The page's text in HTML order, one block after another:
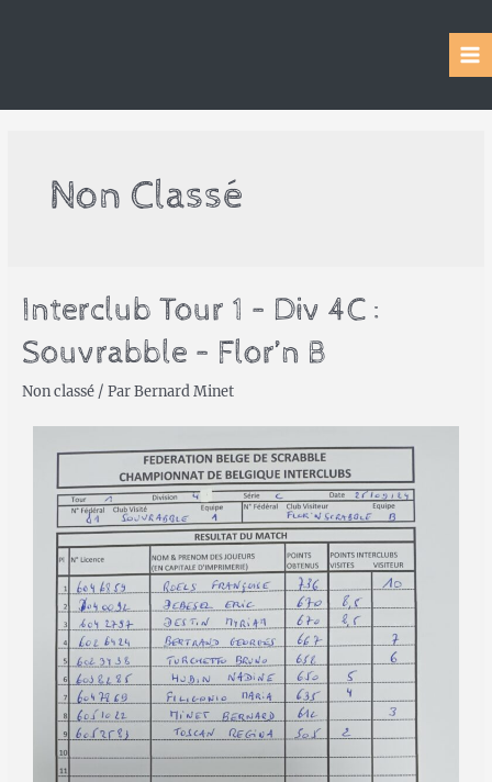
Non Classé
Interclub Tour 1 – Div 4C :
Souvrabble – Flor’n B
Non classé/ ParBernard Minet